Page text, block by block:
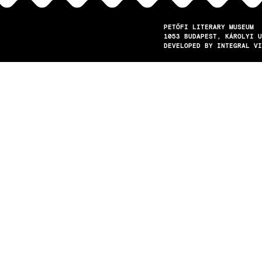
PETŐFI LITERARY MUSEUM
1053
BUDAPEST
KÁROLYI
DEVELOPED BY INTEGRAL